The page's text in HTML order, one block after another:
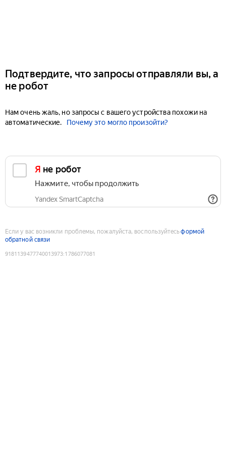
Подтвердите, что запросы отправляли вы, а
не робот
Нам очень жаль, но запросы с вашего устройства похожи на
автоматические.
Почему это могло произойти?
Я не робот
Нажмите, чтобы продолжить
Yandex SmartCaptcha
Если у вас возникли проблемы, пожалуйста, воспользуйтесьформой
обратной связи
9181139477740013973:1786077081